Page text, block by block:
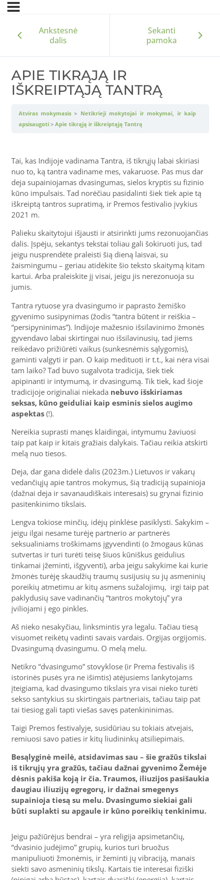
Ankstesnė
dalis
Sekanti
pamoka
APIE TIKRĄJĄ IR
IŠKREIPTĄJĄ TANTRĄ
Atviras mokymasis
Netikrieji mokytojai ir mokymai, ir kaip
apsisaugoti
Apie tikrąją ir iškreiptąją Tantrą
Tai, kas Indijoje vadinama Tantra, iš tikrųjų labai skiriasi
nuo to, ką tantra vadiname mes, vakaruose. Pas mus dar
deja supainiojamas dvasingumas, sielos kryptis su fizinio
kūno impulsais. Tad norėčiau pasidalinti šiek tiek apie tą
iškreiptą tantros supratimą, ir Premos festivalio įvykius
2021 m.
Palieku skaitytojui išjausti ir atsirinkti jums rezonuojančias
dalis. Įspėju, sekantys tekstai toliau gali šokiruoti jus, tad
jeigu nusprendėte praleisti šią dieną laisvai, su
žaismingumu – geriau atidėkite šio teksto skaitymą kitam
kartui. Arba praleiskite jį visai, jeigu jis nerezonuoja su
jumis.
Tantra rytuose yra dvasingumo ir paprasto žemiško
gyvenimo susipynimas (žodis “tantra būtent ir reiškia –
“persipyninimas”). Indijoje mažesnio išsilavinimo žmonės
gyvendavo labai skirtingai nuo išsilavinusių, tad jiems
reikėdavo prižiūrėti vaikus (sunkesnėmis sąlygomis),
gaminti valgyti ir pan. O kaip medituoti ir t.t., kai nėra visai
tam laiko? Tad buvo sugalvota tradicija, šiek tiek
apipinanti ir intymumą, ir dvasingumą. Tik tiek, kad šioje
tradicijoje originaliai niekada nebuvo išskiriamas
seksas, kūno geiduliai kaip esminis sielos augimo
aspektas(!).
Nereikia suprasti manęs klaidingai, intymumu žaviuosi
taip pat kaip ir kitais gražiais dalykais. Tačiau reikia atskirti
melą nuo tiesos.
Deja, dar gana didelė dalis (2023m.) Lietuvos ir vakarų
vedančiųjų apie tantros mokymus, šią tradiciją supainioja
(dažnai deja ir savanaudiškais interesais) su grynai fizinio
pasitenkinimo tikslais.
Lengva tokiose minčių, idėjų pinklėse pasiklysti. Sakykim –
jeigu ilgai nesame turėję partnerio ar partnerės
seksualiniams troškimams įgyvendinti (o žmogaus kūnas
sutvertas ir turi turėti teisę šiuos kūniškus geidulius
tinkamai įžeminti, išgyventi), arba jeigu sakykime kai kurie
žmonės turėję skaudžių traumų susijusių su jų asmeninių
poreikių atmetimu ar kitų asmens sužalojimų, irgi taip pat
paklydusių save vadinančių “tantros mokytojų” yra
įviliojami į ego pinkles.
Aš nieko nesakyčiau, linksmintis yra legalu. Tačiau tiesą
visuomet reikėtų vadinti savais vardais. Orgijas orgijomis.
Dvasingumą dvasingumu. O melą melu.
Netikro “dvasingumo” stovyklose (ir Prema festivalis iš
istorinės pusės yra ne išimtis) atėjusiems lankytojams
įteigiama, kad dvasingumo tikslais yra visai nieko turėti
sekso santykius su skirtingais partneriais, tačiau taip pat
tai tiesiog gali tapti viešas savęs patenkininimas.
Taigi Premos festivalyje, susidūriau su tokiais atvejais,
remiuosi savo paties ir kitų liudininkų atsiliepimais.
Besąlyginė meilė, atsidavimas sau – šie gražūs tikslai
iš tikrųjų yra gražūs, tačiau dažnai gyvenimo Žemėje
dėsnis pakiša koją ir čia. Traumos, iliuzijos pasišaukia
daugiau iliuzijų egregorų, ir dažnai smegenys
supainioja tiesą su melu. Dvasingumo siekiai gali
būti suplakti su apgaule ir kūno poreikių tenkinimu.
Jeigu pažiūrėjus bendrai – yra religija apsimetančių,
“dvasinio judėjimo” grupių, kurios turi bruožus
manipuliuoti žmonėmis, ir žeminti jų vibraciją, manais
siekti savo asmeninių tikslų. Kartais tie interesai fiziški